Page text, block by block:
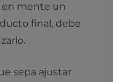
en mente un
final, debe
sepa ajustar